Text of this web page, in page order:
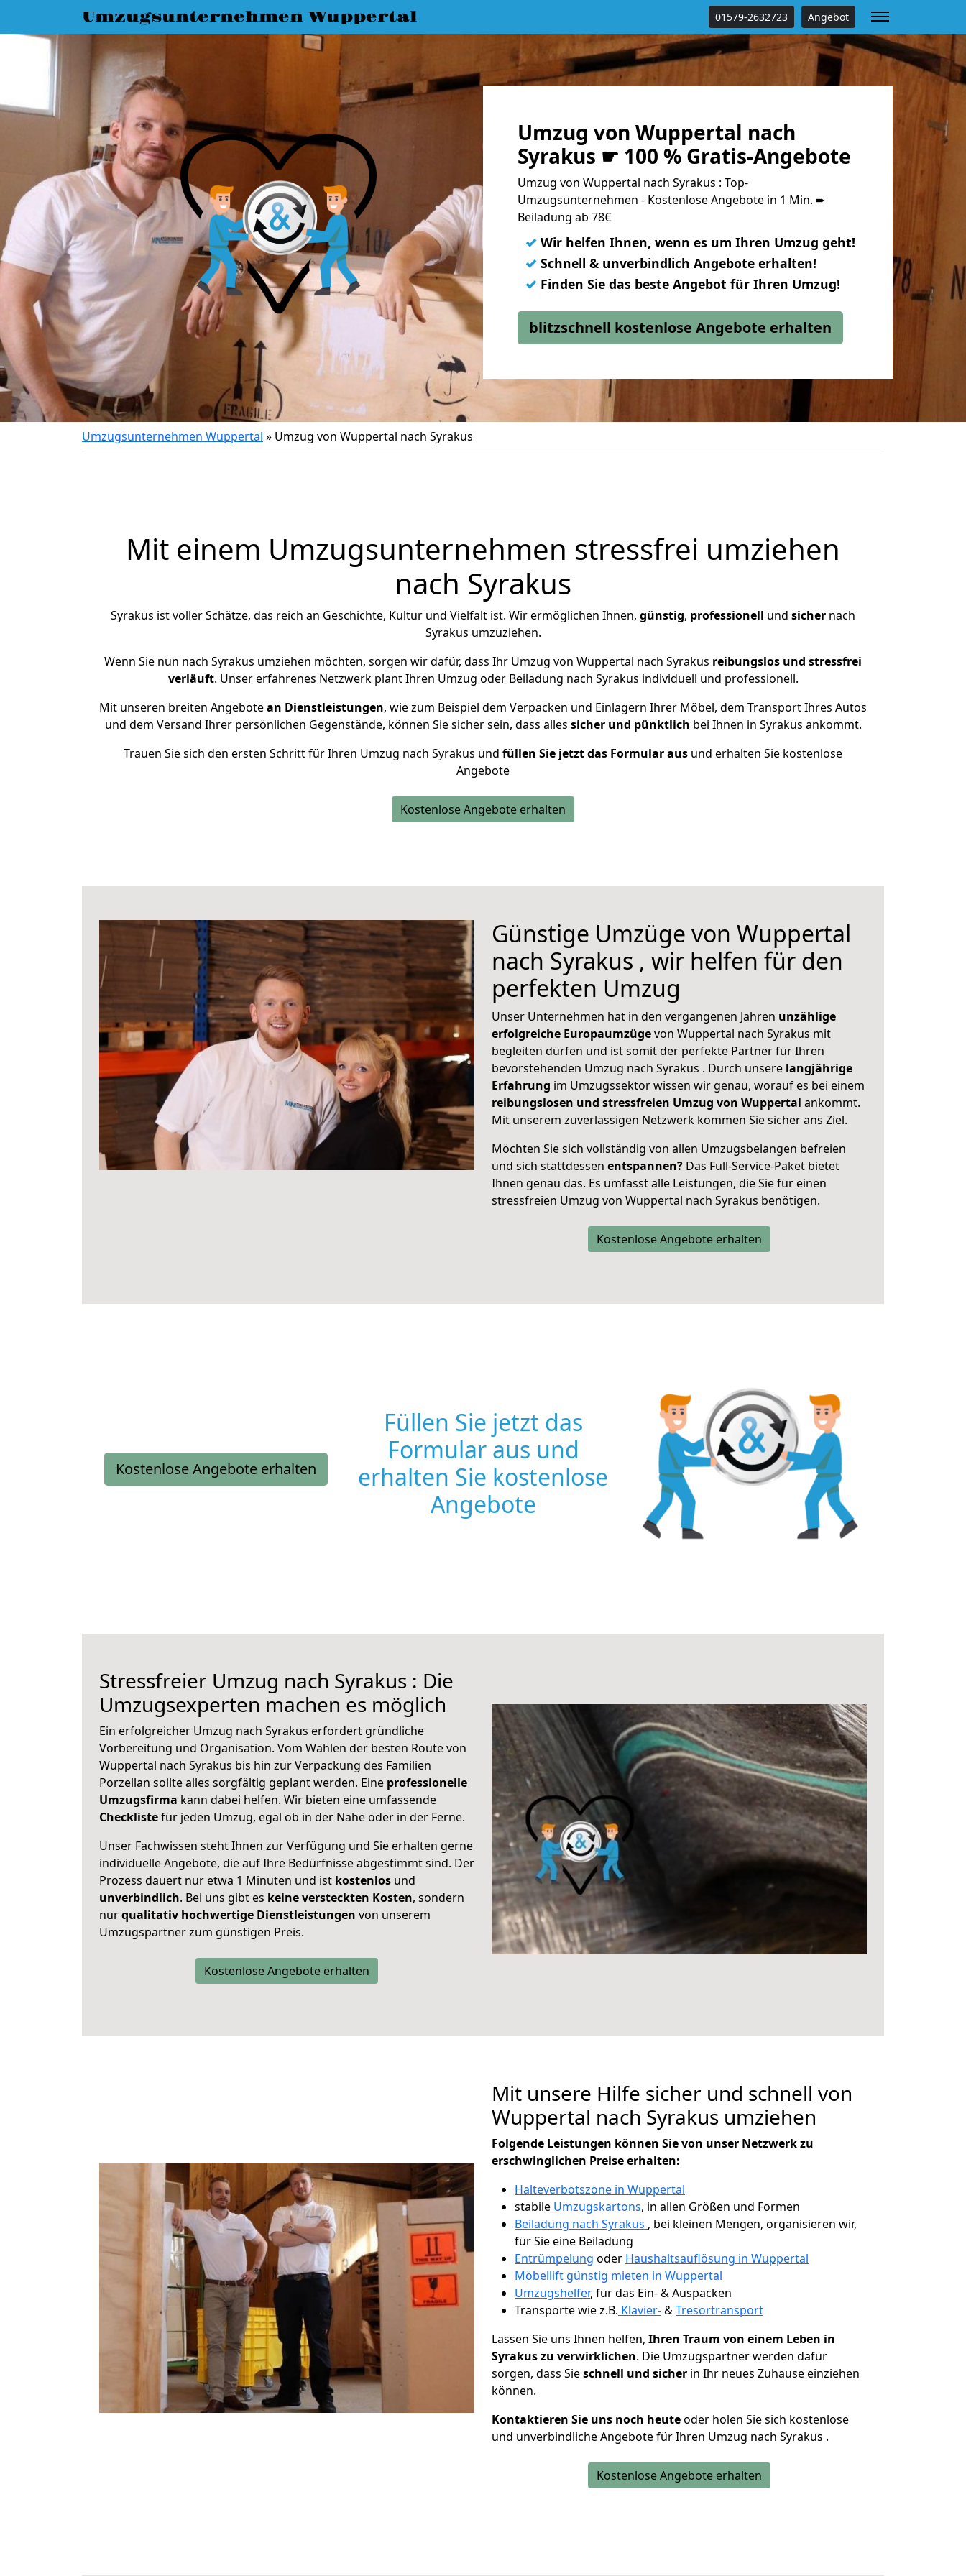
Umzugsunternehmen Wuppertal 01579-2632723 Angebot
Umzug von Wuppertal nach
Syrakus ☛ 100 % Gratis-Angebote
Umzug von Wuppertal nach Syrakus : Top-
Umzugsunternehmen - Kostenlose Angebote in 1 Min. ➨
Beiladung ab 78€
✓ Wir helfen Ihnen, wenn es um Ihren Umzug geht!
✓ Schnell & unverbindlich Angebote erhalten!
✓ Finden Sie das beste Angebot für Ihren Umzug!
blitzschnell kostenlose Angebote erhalten
Umzugsunternehmen Wuppertal » Umzug von Wuppertal nach Syrakus
Mit einem Umzugsunternehmen stressfrei umziehen
nach Syrakus
Syrakus ist voller Schätze, das reich an Geschichte, Kultur und Vielfalt ist. Wir ermöglichen Ihnen, günstig, professionell und sicher nach
Syrakus umzuziehen.
Wenn Sie nun nach Syrakus umziehen möchten, sorgen wir dafür, dass Ihr Umzug von Wuppertal nach Syrakus reibungslos und stressfrei
verläuft. Unser erfahrenes Netzwerk plant Ihren Umzug oder Beiladung nach Syrakus individuell und professionell.
Mit unseren breiten Angebotean Dienstleistungen, wie zum Beispiel dem Verpacken und Einlagern Ihrer Möbel, dem Transport Ihres Autos
und dem Versand Ihrer persönlichen Gegenstände, können Sie sicher sein, dass alles sicher und pünktlich bei Ihnen in Syrakus ankommt.
Trauen Sie sich den ersten Schritt für Ihren Umzug nach Syrakus und füllen Sie jetzt das Formular aus und erhalten Sie kostenlose
Angebote
Kostenlose Angebote erhalten
Günstige Umzüge von Wuppertal
nach Syrakus , wir helfen für den
perfekten Umzug
Unser Unternehmen hat in den vergangenen Jahren unzählige
erfolgreiche Europaumzügevon Wuppertal nach Syrakus mit
begleiten dürfen und ist somit der perfekte Partner für Ihren
bevorstehenden Umzug nach Syrakus . Durch unsere langjährige
Erfahrung im Umzugssektor wissen wir genau, worauf es bei einem
reibungslosen und stressfreien Umzug von Wuppertal ankommt.
Mit unserem zuverlässigen Netzwerk kommen Sie sicher ans Ziel.
Möchten Sie sich vollständig von allen Umzugsbelangen befreien
und sich stattdessen entspannen? Das Full-Service-Paket bietet
Ihnen genau das. Es umfasst alle Leistungen, die Sie für einen
stressfreien Umzug von Wuppertal nach Syrakus benötigen.
Kostenlose Angebote erhalten
Kostenlose Angebote erhalten
Füllen Sie jetzt das
Formular aus und
erhalten Sie kostenlose
Angebote
Stressfreier Umzug nach Syrakus : Die
Umzugsexperten machen es möglich
Ein erfolgreicher Umzug nach Syrakus erfordert gründliche
Vorbereitung und Organisation. Vom Wählen der besten Route von
Wuppertal nach Syrakus bis hin zur Verpackung des Familien
Porzellan sollte alles sorgfältig geplant werden. Eine professionelle
Umzugsfirma kann dabei helfen. Wir bieten eine umfassende
Checklistefür jeden Umzug, egal ob in der Nähe oder in der Ferne.
Unser Fachwissen steht Ihnen zur Verfügung und Sie erhalten gerne
individuelle Angebote, die auf Ihre Bedürfnisse abgestimmt sind. Der
Prozess dauert nur etwa 1 Minuten und ist kostenlos und
unverbindlich. Bei uns gibt es keine versteckten Kosten, sondern
nurqualitativ hochwertige Dienstleistungen von unserem
Umzugspartner zum günstigen Preis.
Kostenlose Angebote erhalten
Mit unsere Hilfe sicher und schnell von
Wuppertal nach Syrakus umziehen
Folgende Leistungen können Sie von unser Netzwerk zu
erschwinglichen Preise erhalten:
Halteverbotszone in Wuppertal
stabile Umzugskartons, in allen Größen und Formen
Beiladung nach Syrakus , bei kleinen Mengen, organisieren wir,
für Sie eine Beiladung
Entrümpelung oder Haushaltsauflösung in Wuppertal
Möbellift günstig mieten in Wuppertal
Umzugshelfer, für das Ein- & Auspacken
Transporte wie z.B. Klavier-&Tresortransport
Lassen Sie uns Ihnen helfen, Ihren Traum von einem Leben in
Syrakus zu verwirklichen. Die Umzugspartner werden dafür
sorgen, dass Sieschnell und sicher in Ihr neues Zuhause einziehen
können.
Kontaktieren Sie uns noch heuteoder holen Sie sich kostenlose
und unverbindliche Angebote für Ihren Umzug nach Syrakus .
Kostenlose Angebote erhalten